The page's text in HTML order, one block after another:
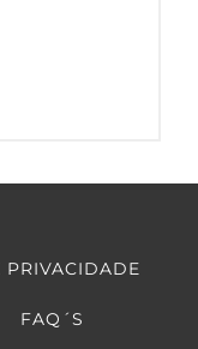
PRIVACIDADE
FAQ´S